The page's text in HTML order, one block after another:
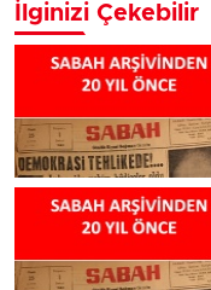
İlginizi Çekebilir